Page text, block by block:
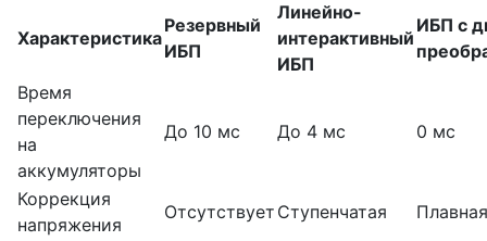
Характеристика
Резервный
ИБП
Линейно-
интерактивный
ИБП
ИБП с
Время
переключения
на
аккумуляторы
До 10 мс До 4 мс 0 мс
Коррекция
напряжения
Отсутствует Ступенчатая
Плавная